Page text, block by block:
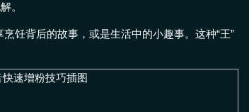
。
饪背后的故事，或是生活中的小趣事。这种“王”